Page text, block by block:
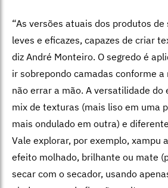
“As versões atuais dos produtos
leves e eficazes, capazes de criar
diz André Monteiro. O segredo é
ir sobrepondo camadas conforme a
não errar a mão. A versatilidade
mix de texturas (mais liso em uma
mais ondulado em outra) e
Vale explorar, por exemplo, xampu
efeito molhado, brilhante ou mate
secar com o secador, usando